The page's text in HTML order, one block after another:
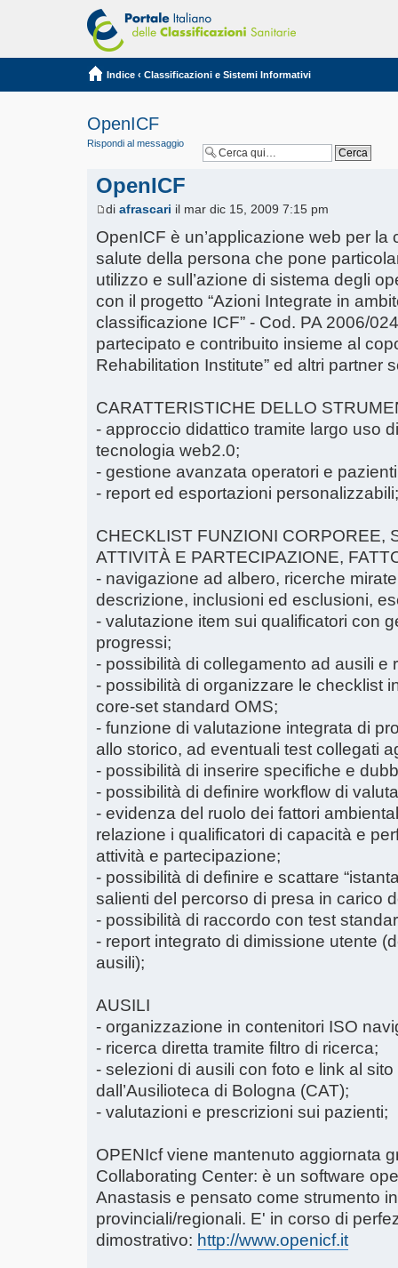
Indice ‹ Classificazioni e Sistemi Informativi
OpenICF
Rispondi al messaggio
OpenICF
di afrascari il mar dic 15, 2009 7:15 pm
OpenICF è un’applicazione web per
salute della persona che pone
utilizzo e sull’azione di sistema degli
con il progetto “Azioni Integrate in
classificazione ICF” - Cod. PA 2006/
partecipato e contribuito insieme al
Rehabilitation Institute” ed altri partner
CARATTERISTICHE DELLO
- approccio didattico tramite largo uso
tecnologia web2.0;
- gestione avanzata operatori e
- report ed esportazioni personalizzabili;
CHECKLIST FUNZIONI CORPOREE,
ATTIVITÀ E PARTECIPAZIONE,
- navigazione ad albero, ricerche
descrizione, inclusioni ed esclusioni,
- valutazione item sui qualificatori con
progressi;
- possibilità di collegamento ad ausili e
- possibilità di organizzare le checklist
core-set standard OMS;
- funzione di valutazione integrata di
allo storico, ad eventuali test collegati
- possibilità di inserire specifiche e
- possibilità di definire workflow di
- evidenza del ruolo dei fattori
relazione i qualificatori di capacità e
attività e partecipazione;
- possibilità di definire e scattare
salienti del percorso di presa in carico
- possibilità di raccordo con test
- report integrato di dimissione utente
ausili);
AUSILI
- organizzazione in contenitori ISO
- ricerca diretta tramite filtro di ricerca;
- selezioni di ausili con foto e link al
dall’Ausilioteca di Bologna (CAT);
- valutazioni e prescrizioni sui pazienti;
OPENIcf viene mantenuto aggiornata
Collaborating Center: è un software
Anastasis e pensato come strumento
provinciali/regionali. E' in corso di
dimostrativo: http://www.openicf.it